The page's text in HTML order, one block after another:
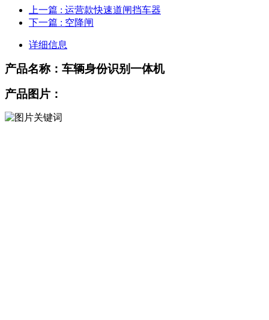
上一篇 : 运营款快速道闸挡车器
下一篇 : 空降闸
详细信息
产品名称： 车辆身份识别一体机
产品图片：